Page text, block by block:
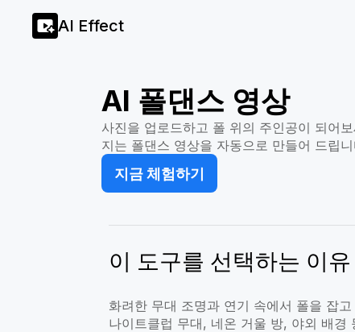
AI Effect
AI 폴댄스 영상
사진을 업로드하고 폴 위의 주인공이 되어
지는 폴댄스 영상을 자동으로 만들어 드립
지금 체험하기
이 도구를 선택하는 이유
화려한 무대 조명과 연기 속에서 폴을 잡
나이트클럽 무대, 네온 거울 방, 야외 배경